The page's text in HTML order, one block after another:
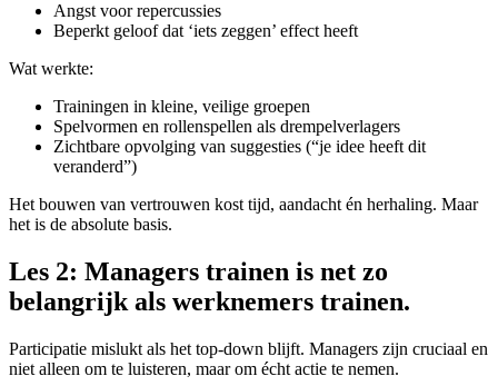
Angst voor repercussies
Beperkt geloof dat ‘iets zeggen’ effect heeft
Wat werkte:
Trainingen in kleine, veilige groepen
Spelvormen en rollenspellen als drempelverlagers
Zichtbare opvolging van suggesties (“je idee heeft dit
veranderd”)
Het bouwen van vertrouwen kost tijd, aandacht én herhaling. Maar
het is de absolute basis.
Les 2: Managers trainen is net zo
belangrijk als werknemers trainen.
Participatie mislukt als het top-down blijft. Managers zijn cruciaal en
niet alleen om te luisteren, maar om écht actie te nemen.